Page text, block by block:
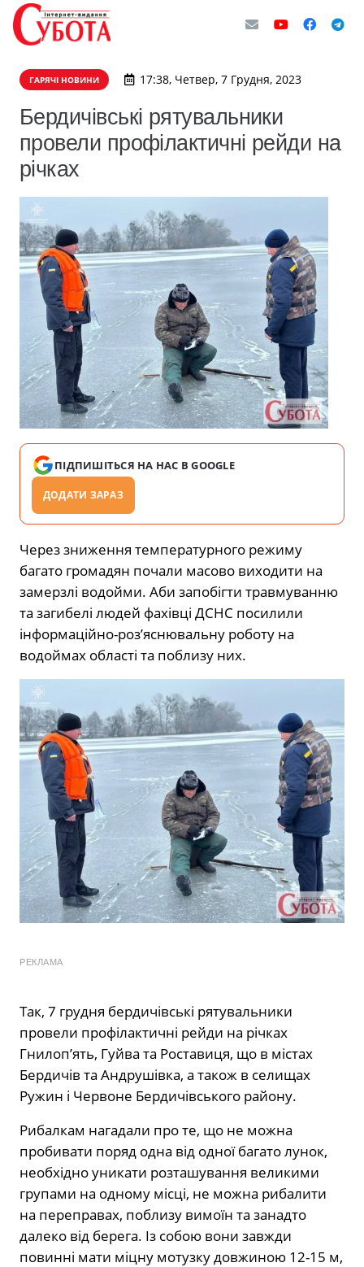
ГАРЯЧІ НОВИНИ 17:38, Четвер, 7 Грудня, 2023
Бердичівські рятувальники
провели профілактичні рейди на
річках
ПІДПИШІТЬСЯ НА НАС В GOOGLE
ДОДАТИ ЗАРАЗ
Через зниження температурного режиму
багато громадян почали масово виходити на
замерзлі водойми. Аби запобігти травмуванню
та загибелі людей фахівці ДСНС посилили
інформаційно-роз’яснювальну роботу на
водоймах області та поблизу них.
РЕКЛАМА
Так, 7 грудня бердичівські рятувальники
провели профілактичні рейди на річках
Гнилопʼять, Гуйва та Роставиця, що в містах
Бердичів та Андрушівка, а також в селищах
Ружин і Червоне Бердичівського району.
Рибалкам нагадали про те, що не можна
пробивати поряд одна від одної багато лунок,
необхідно уникати розташування великими
групами на одному місці, не можна рибалити
на переправах, поблизу вимоїн та занадто
далеко від берега. Із собою вони завжди
повинні мати міцну мотузку довжиною 12-15 м,